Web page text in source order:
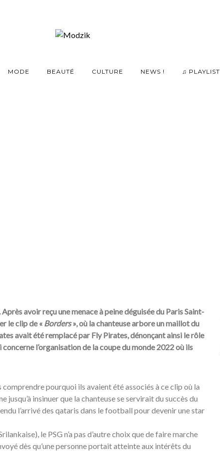
MODE BEAUTÉ CULTURE NEWS ! ♫ PLAYLIST
avoir reçu une menace à peine déguisée du Paris Saint-
le clip de « Borders», où la chanteuse arbore un maillot du
avait été remplacé par Fly Pirates, dénonçant ainsi le rôle
l’organisation de la coupe du monde 2022 où ils
pourquoi ils avaient été associés à ce clip où la
insinuer que la chanteuse se servirait du succès du
l’arrivé des qataris dans le football pour devenir une star
le PSG n’a pas d’autre choix que de faire marche
dès qu’une personne portait atteinte aux intérêts du